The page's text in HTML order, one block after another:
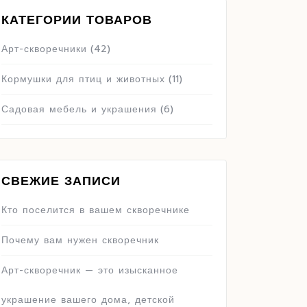
КАТЕГОРИИ ТОВАРОВ
Арт-скворечники (42)
Кормушки для птиц и животных (11)
Садовая мебель и украшения (6)
СВЕЖИЕ ЗАПИСИ
Кто поселится в вашем скворечнике
Почему вам нужен скворечник
Арт-скворечник — это изысканное
украшение вашего дома, детской